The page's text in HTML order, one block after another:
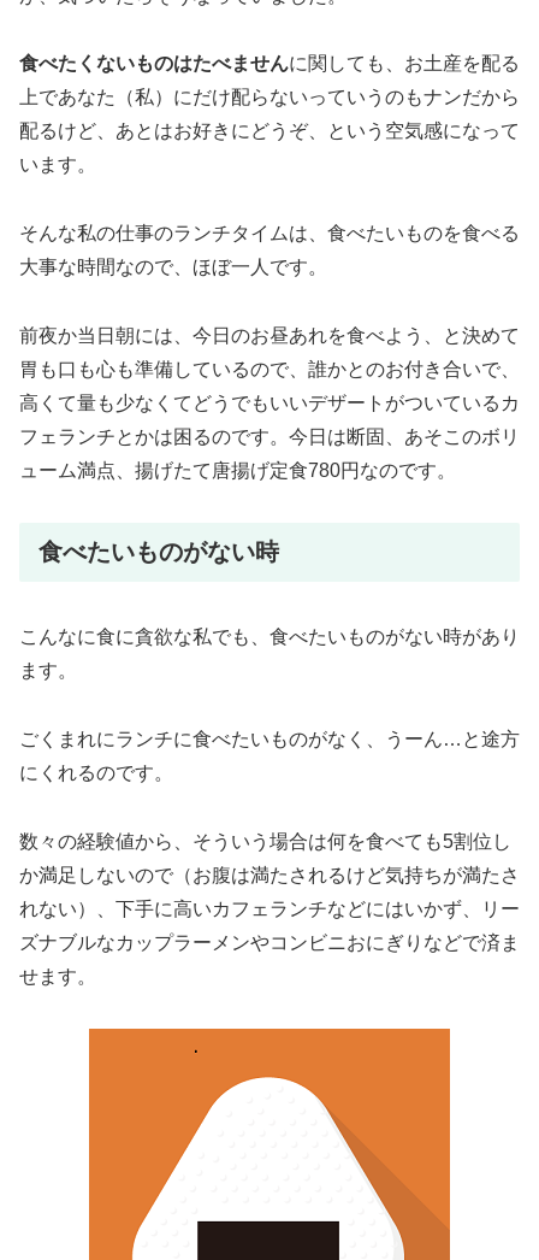
食べたくないものはたべませんに関しても、お土産を配る
上であなた（私）にだけ配らないっていうのもナンだから
配るけど、あとはお好きにどうぞ、という空気感になって
います。
そんな私の仕事のランチタイムは、食べたいものを食べる
大事な時間なので、ほぼ一人です。
前夜か当日朝には、今日のお昼あれを食べよう、と決めて
胃も口も心も準備しているので、誰かとのお付き合いで、
高くて量も少なくてどうでもいいデザートがついているカ
フェランチとかは困るのです。今日は断固、あそこのボリ
ューム満点、揚げたて唐揚げ定食780円なのです。
食べたいものがない時
こんなに食に貪欲な私でも、食べたいものがない時があり
ます。
ごくまれにランチに食べたいものがなく、うーん…と途方
にくれるのです。
数々の経験値から、そういう場合は何を食べても5割位し
か満足しないので（お腹は満たされるけど気持ちが満たさ
れない）、下手に高いカフェランチなどにはいかず、リー
ズナブルなカップラーメンやコンビニおにぎりなどで済ま
せます。